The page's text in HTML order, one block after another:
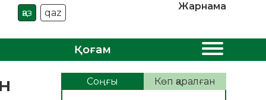
қаз qaz
Жарнама
Қоғам
Соңғы Көп қаралған